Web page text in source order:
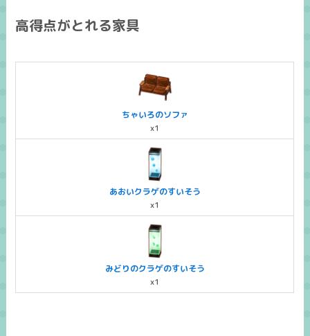
高得点がとれる家具
ちゃいろのソファ
x1
あおいクラゲのすいそう
x1
みどりのクラゲのすいそう
x1